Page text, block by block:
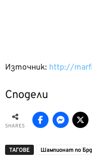
Източник: http://
Сподели
SHARES
ТАГОВЕ Шампионат по